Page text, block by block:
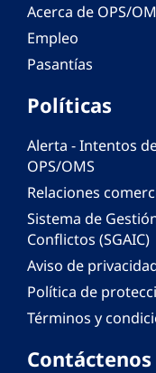
Acerca de OPS/
Empleo
Pasantías
Políticas
Alerta - Intentos
OPS/OMS
Relaciones
Sistema de
Conflictos (SGAIC)
Aviso de
Política de
Términos y
Contáctenos